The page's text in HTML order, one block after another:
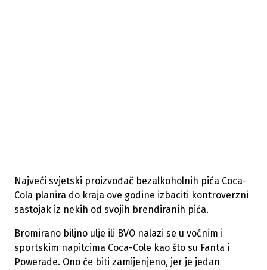
Najveći svjetski proizvođač bezalkoholnih pića Coca-
Cola planira do kraja ove godine izbaciti kontroverzni
sastojak iz nekih od svojih brendiranih pića.
Bromirano biljno ulje ili BVO nalazi se u voćnim i
sportskim napitcima Coca-Cole kao što su Fanta i
Powerade. Ono će biti zamijenjeno, jer je jedan